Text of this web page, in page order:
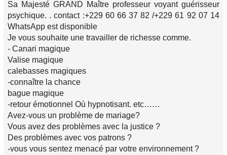
Sa Majesté GRAND Maître professeur voyant guérisseur
psychique. . contact :+229 60 66 37 82 /+229 61 92 07 14
WhatsApp est disponible
Je vous souhaite une travailler de richesse comme.
- Canari magique
Valise magique
calebasses magiques
-connaître la chance
bague magique
-retour émotionnel Où hypnotisant. etc……
Avez-vous un problème de mariage?
Vous avez des problèmes avec la justice ?
Des problèmes avec vos patrons ?
-vous vous sentez menacé par votre environnement ?